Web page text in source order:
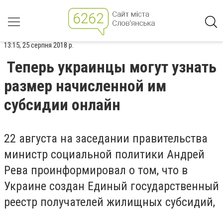
13:15, 25 серпня 2018 р.
Теперь украинцы могут узнать
размер начисленной им
субсидии онлайн
22 августа на заседании правительства
министр социальной политики Андрей
Рева проинформировал о том, что в
Украине создан Единый государственный
реестр получателей жилищных субсидий,